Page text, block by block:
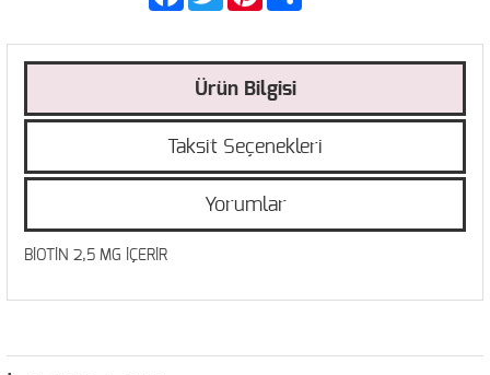
Ürün Bilgisi
Taksit Seçenekleri
Yorumlar
BİOTİN 2,5 MG İÇERİR